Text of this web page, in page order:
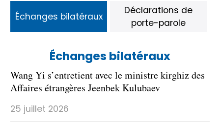
Échanges bilatéraux
Wang Yi s’entretient avec le ministre kirghiz des
Affaires étrangères Jeenbek Kulubaev
25 juillet 2026
Échanges bilatéraux
Déclarations de
porte-parole